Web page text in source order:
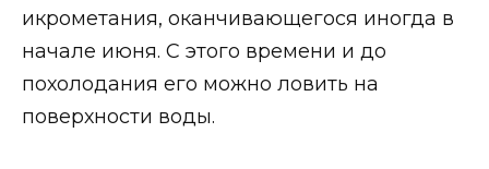
икрометания, оканчивающегося иногда в
начале июня. С этого времени и до
похолодания его можно ловить на
поверхности воды.